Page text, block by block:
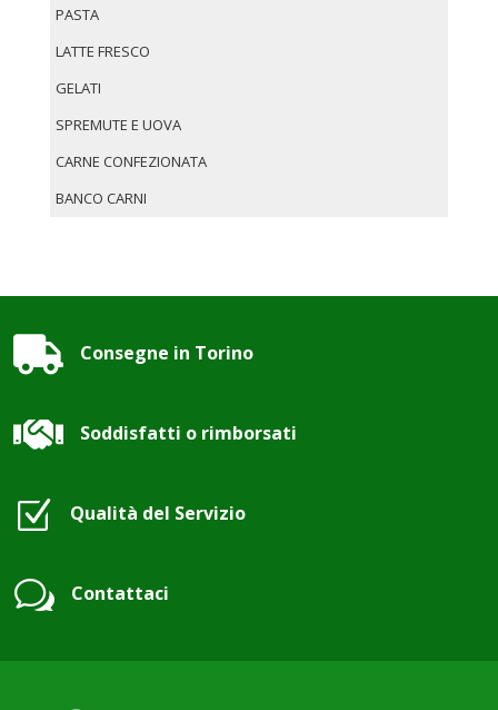
PASTA
LATTE FRESCO
GELATI
SPREMUTE E UOVA
CARNE CONFEZIONATA
BANCO CARNI
 Consegne in Torino
 Soddisfatti o rimborsati
Z Qualità del Servizio
w Contattaci